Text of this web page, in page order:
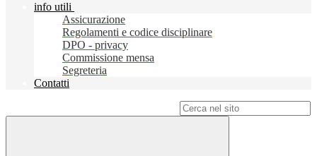
info utili
Assicurazione
Regolamenti e codice disciplinare
DPO - privacy
Commissione mensa
Segreteria
Contatti